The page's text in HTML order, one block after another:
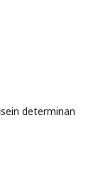
determinan